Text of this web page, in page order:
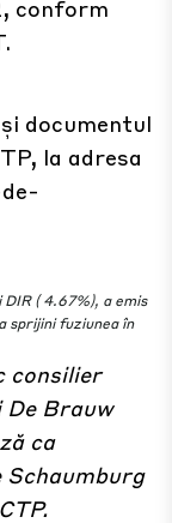
conform
documentul
la adresa
( 4.67%), a emis
sprijini fuziunea în
consilier
De Brauw
ca